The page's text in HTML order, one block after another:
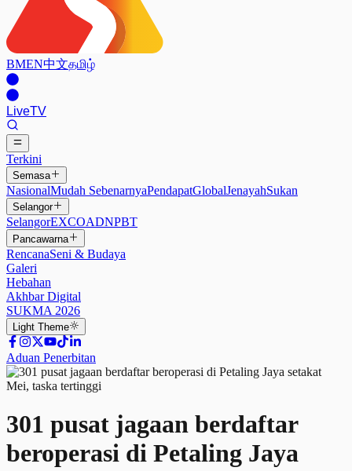
BMEN中文தமிழ்
LiveTV
Terkini
Semasa
NasionalMudah SebenarnyaPendapatGlobalJenayahSukan
Selangor
SelangorEXCOADNPBT
Pancawarna
RencanaSeni & Budaya
Galeri
Hebahan
Akhbar Digital
SUKMA 2026
Light Theme
Aduan Penerbitan
301 pusat jagaan berdaftar
beroperasi di Petaling Jaya